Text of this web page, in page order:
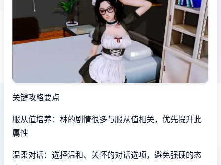
关键攻略要点
服从值培养：林的剧情很多与服从值相关，优先提升此
属性
温柔对话：选择温和、关怀的对话选项，避免强硬的态